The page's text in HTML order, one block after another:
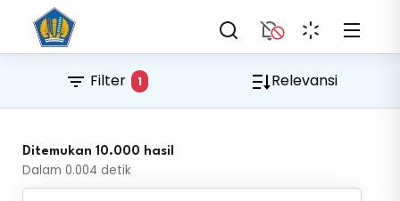
Filter 1 Relevansi
Ditemukan 10.000 hasil
Dalam 0.004 detik